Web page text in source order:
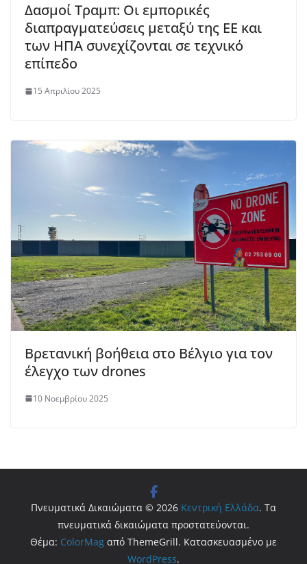
Δασμοί Τραμπ: Οι εμπορικές
διαπραγματεύσεις μεταξύ της ΕΕ και
των ΗΠΑ συνεχίζονται σε τεχνικό
επίπεδο
15 Απριλίου 2025
Βρετανική βοήθεια στο Βέλγιο για τον
έλεγχο των drones
10 Νοεμβρίου 2025
Πνευματικά Δικαιώματα © 2026 Κεντρική Ελλάδα. Τα
πνευματικά δικαιώματα προστατεύονται.
Θέμα: ColorMag από ThemeGrill. Κατασκευασμένο με
WordPress.